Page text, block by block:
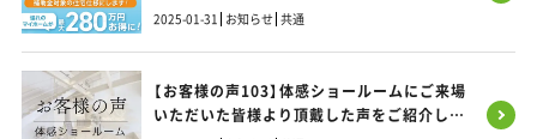
2025-01-31 お知らせ 共通
【お客様の声103】体感ショールームにご来場
いただいた皆様より頂戴した声をご紹介しま